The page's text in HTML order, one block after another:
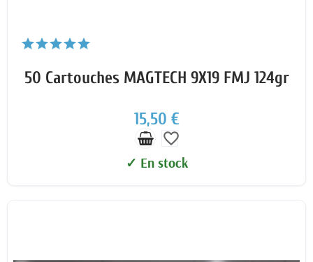
50 Cartouches MAGTECH 9X19 FMJ 124gr
15,50 €
favorite_border
✓ En stock